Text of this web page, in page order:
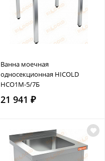
Ванна моечная
односекционная HICOLD
НСО1М-5/7Б
21 941 ₽